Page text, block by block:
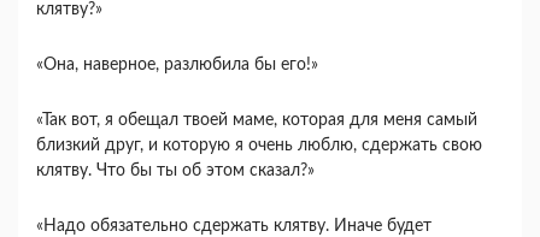
клятву?»
«Она, наверное, разлюбила бы его!»
«Так вот, я обещал твоей маме, которая для меня самый
близкий друг, и которую я очень люблю, сдержать свою
клятву. Что бы ты об этом сказал?»
«Надо обязательно сдержать клятву. Иначе будет